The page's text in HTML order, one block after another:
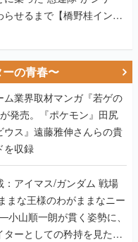
らせるまで【橋野桂インタ
の青春〜
ム業界取材マンガ『若ゲの
発売。『ポケモン』田尻
ウス』遠藤雅伸さんらの貴
を収録
アイマス/ガンダム 戦場
まな王様のわがままなニー
小山順一朗が貫く姿勢に、
ーとしての矜持を見た